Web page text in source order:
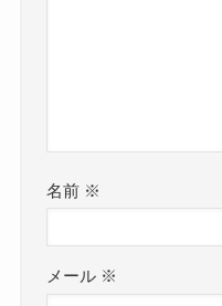
名前 ※
メール ※